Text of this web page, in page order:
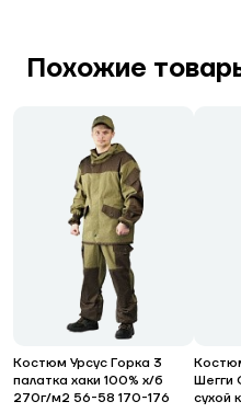
Похожие
Костюм Урсус Горка 3
палатка хаки 100% х/б
270г/м2 56-58 170-176
Шегги
сухой